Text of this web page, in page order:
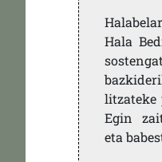
Hala
litzateke
Egin
eta